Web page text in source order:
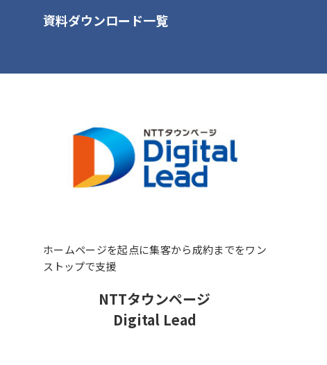
資料ダウンロード一覧
NTTタウンページ
Digital Lead
ホームページを起点に集客から成約までをワン
ストップで支援